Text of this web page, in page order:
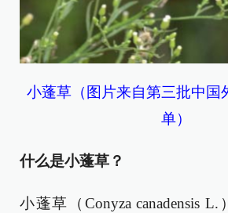
小蓬草（图片来自第三批中国
单）
什么是小蓬草？
小蓬草（Conyza canadensis